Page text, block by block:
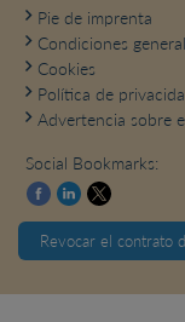
Pie de imprenta
Condiciones
Cookies
Política de
Advertencia sobre
Social Bookmarks:
Revocar el contrato